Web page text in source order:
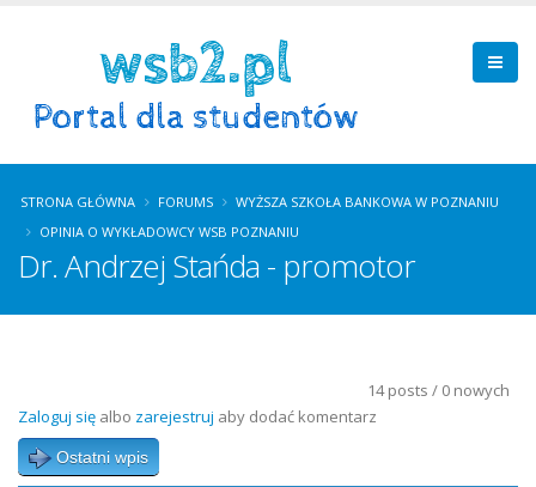
STRONA GŁÓWNA FORUMS
WYŻSZA SZKOŁA BANKOWA W POZNANIU
OPINIA O WYKŁADOWCY WSB POZNANIU
Dr. Andrzej Stańda - promotor
14 posts / 0 nowych
Zaloguj się albo zarejestruj aby dodać komentarz
Ostatni wpis